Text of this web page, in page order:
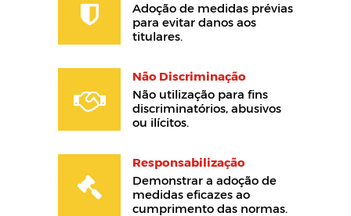
Adoção de medidas prévias
para evitar danos aos
titulares.
Não Discriminação
Não utilização para fins
discriminatórios, abusivos
ou ilícitos.
Responsabilização
Demonstrar a adoção de
medidas eficazes ao
cumprimento das normas.